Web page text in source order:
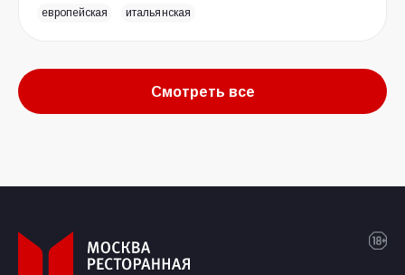
европейская итальянская
Смотреть все